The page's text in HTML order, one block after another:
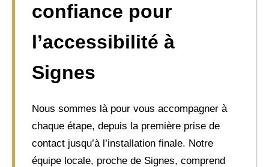
confiance pour
l’accessibilité à
Signes
Nous sommes là pour vous accompagner à
chaque étape, depuis la première prise de
contact jusqu’à l’installation finale. Notre
équipe locale, proche de Signes, comprend